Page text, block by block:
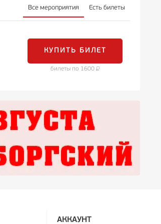
Все мероприятия Есть билеты
КУПИТЬ БИЛЕТ
билеты по 1600
АККАУНТ